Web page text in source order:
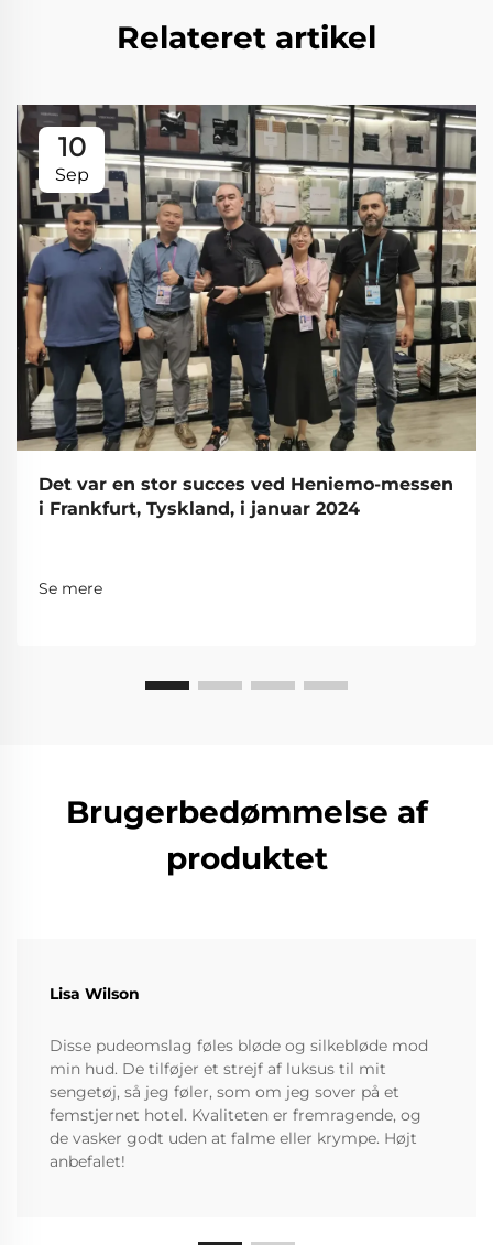
Relateret artikel
10
Sep
Det var en stor succes ved Heniemo-messen
i Frankfurt, Tyskland, i januar 2024
Se mere
Brugerbedømmelse af
produktet
Lisa Wilson
Disse pudeomslag føles bløde og silkebløde mod
min hud. De tilføjer et strejf af luksus til mit
sengetøj, så jeg føler, som om jeg sover på et
femstjernet hotel. Kvaliteten er fremragende, og
de vasker godt uden at falme eller krympe. Højt
anbefalet!